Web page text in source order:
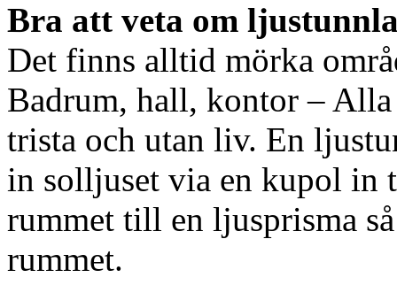
Bra att veta om
Det finns alltid mörka
Badrum, hall, kontor – Alla
trista och utan liv. En
in solljuset via en kupol in
rummet till en ljusprisma
rummet.